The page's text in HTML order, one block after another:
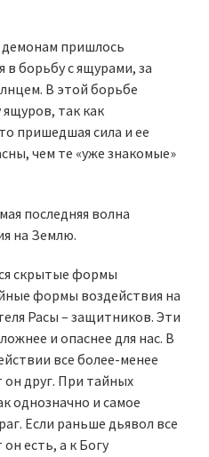
демонам пришлось
в борьбу с ящурами, за
В этой борьбе
ящуров, так как
пришедшая сила и ее
чем те «уже знакомые»
последняя волна
на Землю.
скрытые формы
формы воздействия на
Расы – защитников. Эти
и опаснее для нас. В
все более-менее
он друг. При тайных
однозначно и самое
Если раньше дьявол все
есть, а к Богу